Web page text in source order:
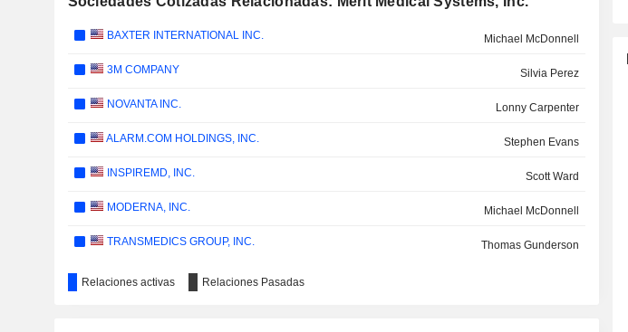
BAXTER INTERNATIONAL INC. Michael McDonnell
3M COMPANY Silvia Perez
NOVANTA INC. Lonny Carpenter
ALARM.COM HOLDINGS, INC. Stephen Evans
INSPIREMD, INC. Scott Ward
MODERNA, INC. Michael McDonnell
TRANSMEDICS GROUP, INC. Thomas Gunderson
Relaciones activas Relaciones Pasadas